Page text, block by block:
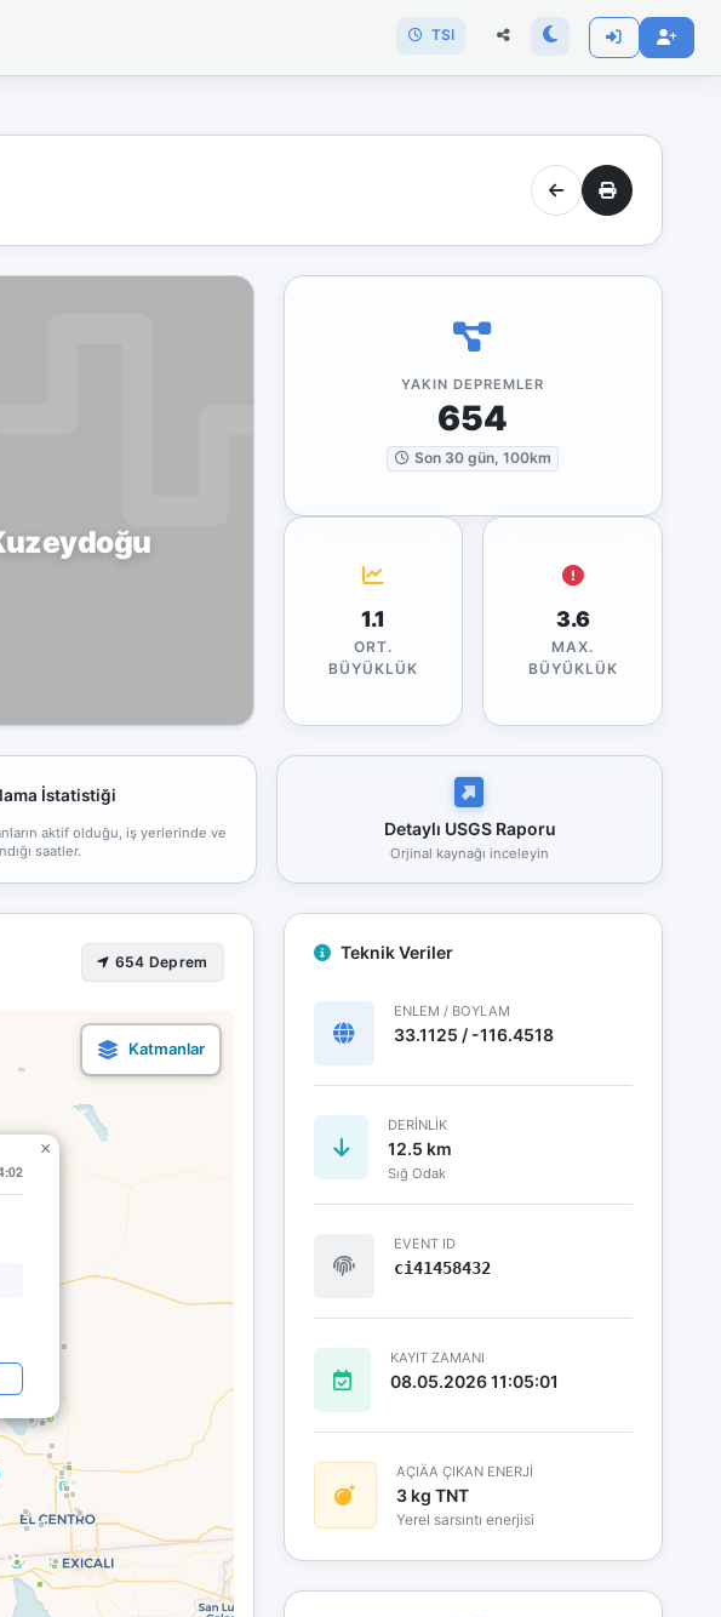
TSI
YAKIN DEPREMLER
654
Son 30 gün, 100km
1.1
ORT.
BÜYÜKLÜK
3.6
MAX.
BÜYÜKLÜK
İstatistiği
aktif olduğu, iş yerlerinde ve
saatler.
Detaylı USGS Raporu
Orjinal kaynağı inceleyin
654 Deprem
×
Teknik Veriler
ENLEM / BOYLAM
33.1125 / -116.4518
DERINLIK
12.5 km
Sığ Odak
EVENT ID
ci41458432
KAYIT ZAMANI
08.05.2026 11:05:01
AÇIÄA ÇIKAN ENERJİ
3 kg TNT
Yerel sarsıntı enerjisi